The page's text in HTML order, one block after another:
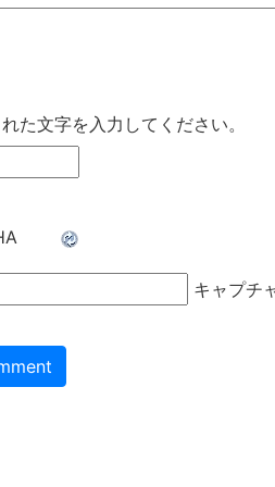
た文字を入力してください。
キャプチ